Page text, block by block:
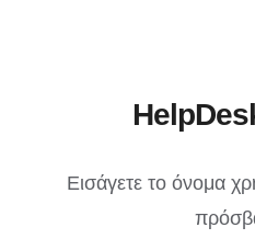
Εισάγετε το όνομα